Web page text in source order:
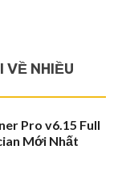
VỀ NHIỀU
Pro v6.15 Full
Mới Nhất